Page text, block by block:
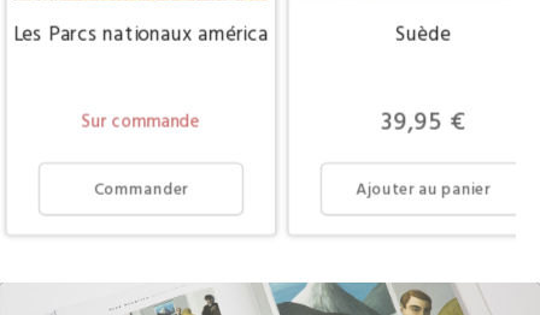
Les Parcs nationaux américains du Nord et de l'Est
Sur commande
Commander
Suède
Prix
39,95 €
Ajouter au panier